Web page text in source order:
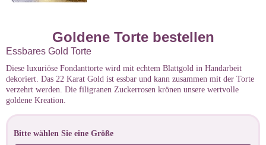
Goldene Torte bestellen
Essbares Gold Torte
Diese luxuriöse Fondanttorte wird mit echtem Blattgold in Handarbeit
dekoriert. Das 22 Karat Gold ist essbar und kann zusammen mit der Torte
verzehrt werden. Die filigranen Zuckerrosen krönen unsere wertvolle
goldene Kreation.
Bitte wählen Sie eine Größe